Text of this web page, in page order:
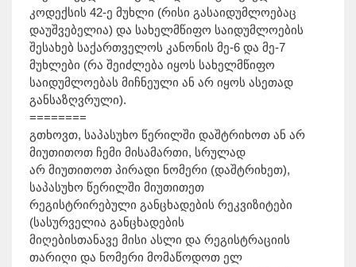
კოდექსის 42-ე მუხლი (რისი გასაიდუმლოებაც
დაუშვებელია) და სახელმწიფო საიდუმლოების
შესახებ საქართველოს კანონის მე-6 და მე-7
მუხლები (რა შეიძლება იყოს სახელმწიფო
საიდუმლოებას მიჩნეული ან არ იყოს ასეთად
განსაზღვრული).
========
გთხოვთ, საპასუხო წერილში დაშტრიხოთ ან არ
მიუთითოთ ჩემი მისამართი, სრულად
არ მიუთითოთ პირადი ნომერი (დაშტრიხეთ),
საპასუხო წერილში მიუთითეთ
რეგისტრირებული განცხადების რეკვიზიტები
(სასურველია განცხადების
მიღებისთანავე მისი ასლი და რეგისტრაციის
თარიღი და ნომერი მომაწოდოთ ელ